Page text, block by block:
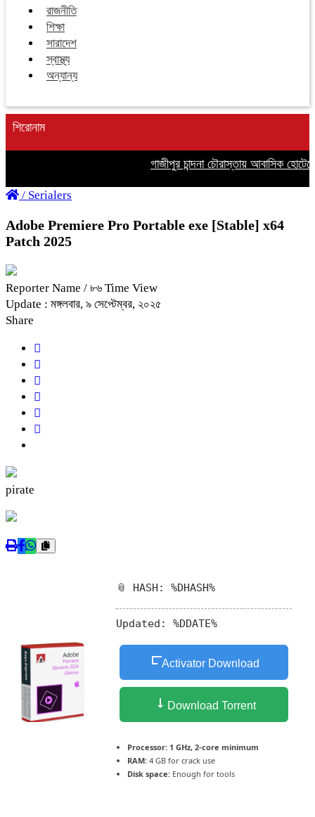
রাজনীতি
শিক্ষা
সারাদেশ
স্বাস্থ্য
অন্যান্য
শিরোনাম
গাজীপুর চান্দনা চৌরাস্তায় আবাসিক
/ Serialers
Adobe Premiere Pro Portable exe [Stable] x64
Patch 2025
Reporter Name / ৮৬ Time View
Update : মঙ্গলবার, ৯ সেপ্টেম্বর, ২০২৫
Share
pirate
📎 HASH: %DHASH%
Updated: %DDATE%
Activator Download
Download Torrent
Processor: 1 GHz, 2-core minimum
RAM: 4 GB for crack use
Disk space: Enough for tools